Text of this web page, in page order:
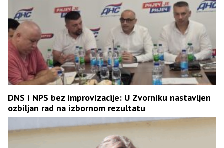
DNS i NPS bez improvizacije: U Zvorniku nastavljen
ozbiljan rad na izbornom rezultatu